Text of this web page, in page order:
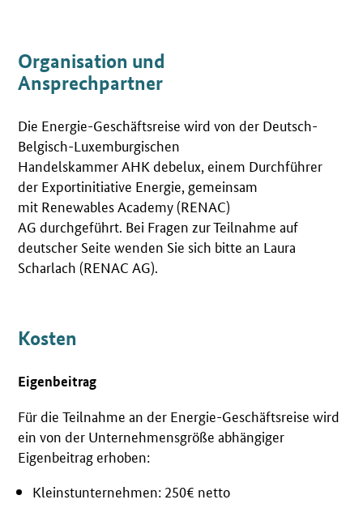
Organisation und
Ansprechpartner
Die Energie-Geschäftsreise wird von der Deutsch-
Belgisch-Luxemburgischen
Handelskammer AHK debelux, einem Durchführer
der Exportinitiative Energie, gemeinsam
mit Renewables Academy (RENAC)
AG durchgeführt. Bei Fragen zur Teilnahme auf
deutscher Seite wenden Sie sich bitte an Laura
Scharlach (RENAC AG).
Kosten
Eigenbeitrag
Für die Teilnahme an der Energie-Geschäftsreise wird
ein von der Unternehmensgröße abhängiger
Eigenbeitrag erhoben:
Kleinstunternehmen: 250€ netto